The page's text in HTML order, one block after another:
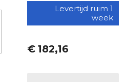
Levertijd ruim 1
week
€ 182,16